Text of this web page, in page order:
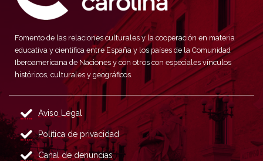
Fomento de las relaciones culturales y la cooperación en materia
educativa y científica entre España y los países de la Comunidad
Iberoamericana de Naciones y con otros con especiales vínculos
históricos, culturales y geográficos.
Aviso Legal
Política de privacidad
Canal de denuncias